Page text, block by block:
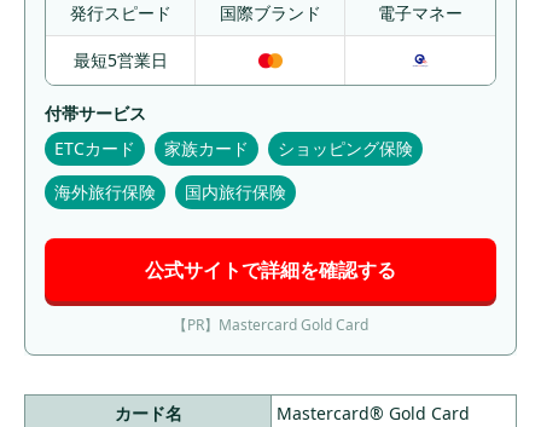
発行スピード 国際ブランド 電子マネー
最短5営業日
付帯サービス
ETCカード
家族カード
ショッピング保険
海外旅行保険
国内旅行保険
公式サイトで詳細を確認する
【PR】Mastercard Gold Card
カード名 Mastercard® Gold Card